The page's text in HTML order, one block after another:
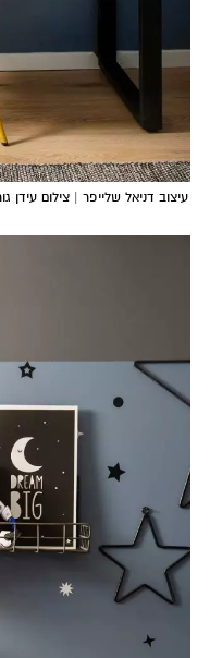
עיצוב דניאל שלייפר | צילום עידן גור